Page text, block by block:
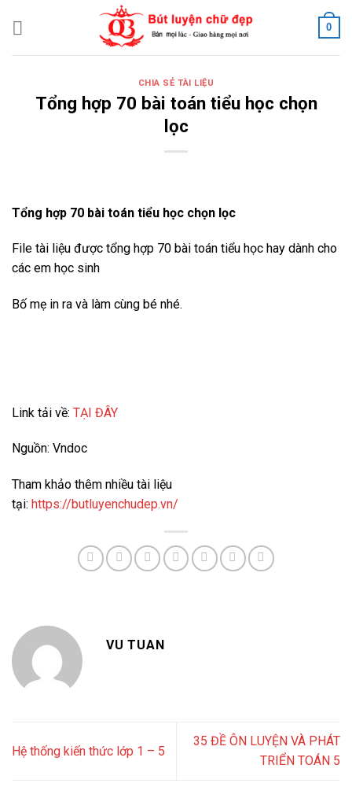
0
CHIA SẺ TÀI LIỆU
Tổng hợp 70 bài toán tiểu học chọn
lọc
Tổng hợp 70 bài toán tiểu học chọn lọc
File tài liệu được tổng hợp 70 bài toán tiểu học hay dành cho
các em học sinh
Bố mẹ in ra và làm cùng bé nhé.
Link tải về: TẠI ĐÂY
Nguồn: Vndoc
Tham khảo thêm nhiều tài liệu
tại: https://butluyenchudep.vn/
VU TUAN
Hệ thống kiến thức lớp 1 – 5
35 ĐỀ ÔN LUYỆN VÀ PHÁT
TRIỂN TOÁN 5